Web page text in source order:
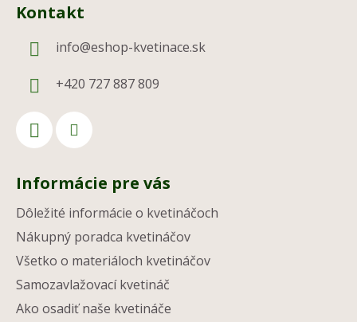
Kontakt
info@eshop-kvetinace.sk
+420 727 887 809
Informácie pre vás
Dôležité informácie o kvetináčoch
Nákupný poradca kvetináčov
Všetko o materiáloch kvetináčov
Samozavlažovací kvetináč
Ako osadiť naše kvetináče